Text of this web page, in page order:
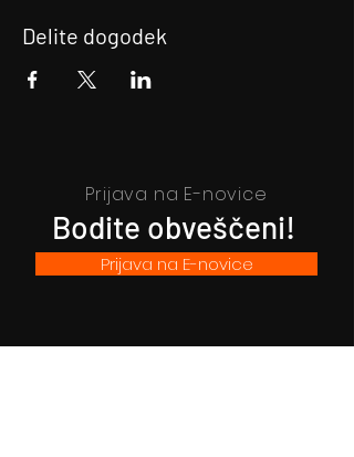
Delite dogodek
Prijava na E-novice
Bodite obveščeni!
Prijava na E-novice